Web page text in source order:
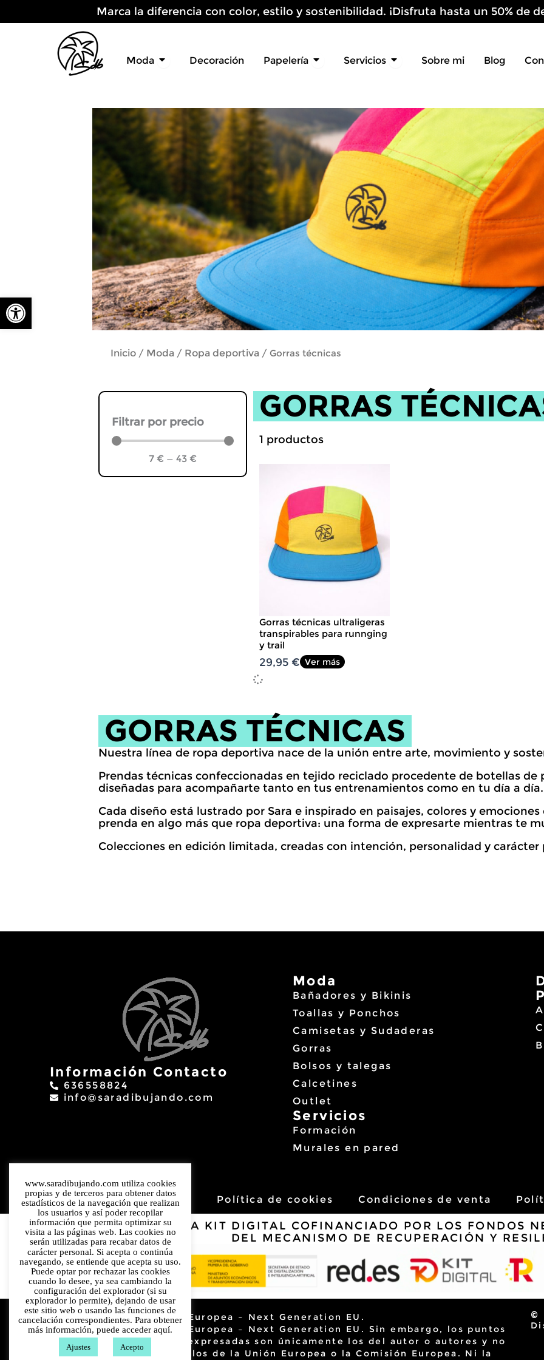
Abrir barra de herramientas
contenido
Marca la diferencia con color, estilo y sostenibilidad. ¡Disfruta hasta un 50% de
Moda Open ModaDecoración Papelería Open Papelería
Servicios Open Servicios
Sobre mi Blog
Inicio / Moda / Ropa deportiva / Gorras técnicas
Filtrar por precio
7 €— 43 €
GORRAS
1 productos
Gorras técnicas ultraligeras
transpirables para runnging
y trail
29,95 € Ver más
GORRAS TÉCNICAS
Nuestra línea de ropa deportiva nace de la unión entre arte, movimiento y
Prendas técnicas confeccionadas en tejido reciclado procedente de botellas de
diseñadas para acompañarte tanto en tus entrenamientos como en tu día a día.
Cada diseño está lustrado por Sara e inspirado en paisajes, colores y
prenda en algo más que ropa deportiva: una forma de expresarte mientras te
Colecciones en edición limitada, creadas con intención, personalidad y carácter
Información Contacto
636558824
info@saradibujando.com
Moda
Bañadores y Bikinis
Toallas y Ponchos
Camisetas y Sudaderas
Gorras
Bolsos y talegas
Calcetines
Outlet
Servicios
Formación
Murales en pared
Aviso Legal Política de cookies Condiciones de venta
PROGRAMA KIT DIGITAL COFINANCIADO POR LOS FONDOS
DEL MECANISMO DE RECUPERACIÓN Y
Financiado por la Unión Europea – Next Generation EU.
Financiado por la Unión Europea – Next Generation EU. Sin embargo, los puntos
de vista y las opiniones expresadas son únicamente los del autor o autores y no
reflejan necesariamente los de la Unión Europea o la Comisión Europea. Ni la
©
www.saradibujando.com utiliza cookies
propias y de terceros para obtener datos
estadísticos de la navegación que realizan
los usuarios y así poder recopilar
información que permita optimizar su
visita a las páginas web. Las cookies no
serán utilizadas para recabar datos de
carácter personal. Si acepta o continúa
navegando, se entiende que acepta su uso.
Puede optar por rechazar las cookies
cuando lo desee, ya sea cambiando la
configuración del explorador (si su
explorador lo permite), dejando de usar
este sitio web o usando las funciones de
cancelación correspondientes. Para obtener
más información, puede acceder aquí.
Ajustes Acepto